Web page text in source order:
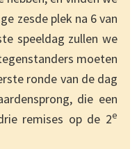
zesde plek na 6 van
speeldag zullen we
moeten
ronde van de dag
die een
remises op de 2e